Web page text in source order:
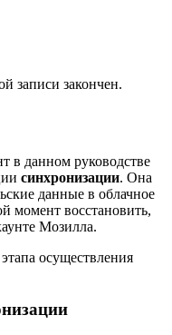
записи закончен.
в данном руководстве
синхронизации. Она
данные в облачное
момент восстановить,
Мозилла.
осуществления